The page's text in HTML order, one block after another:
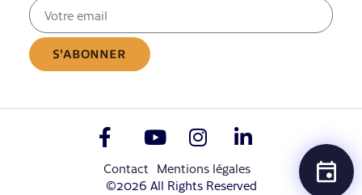
E-
mail
(Nécessaire)
Contact Mentions légales
©2026 All Rights Reserved